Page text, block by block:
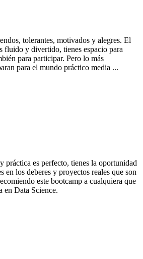
tolerantes, motivados y alegres. El
fluido y divertido, tienes espacio para
para participar. Pero lo más
para el mundo práctico media ...
práctica es perfecto, tienes la oportunidad
en los deberes y proyectos reales que son
este bootcamp a cualquiera que
en Data Science.